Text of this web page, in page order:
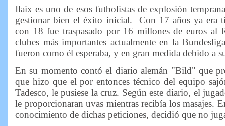
Ilaix es uno de esos futbolistas de explosión
gestionar bien el éxito inicial. Con 17 años ya era
con 18 fue traspasado por 16 millones de euros al
clubes más importantes actualmente en la
fueron como él esperaba, y en gran medida debido a
En su momento contó el diario alemán "Bild" que
que hizo que el por entonces técnico del equipo
Tadesco, le pusiese la cruz. Según este diario, el
le proporcionaran uvas mientras recibía los masajes.
conocimiento de dichas peticiones, decidió que no